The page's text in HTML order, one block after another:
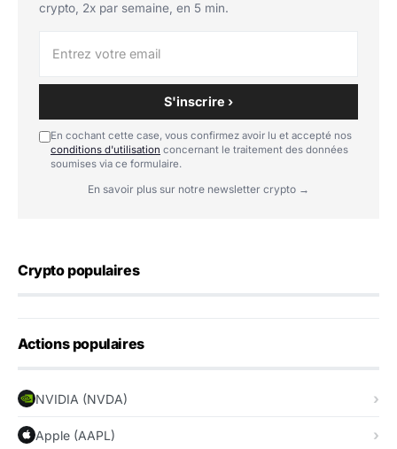
crypto, 2x par semaine, en 5 min.
S'inscrire ›
En cochant cette case, vous confirmez avoir lu et accepté nos
conditions d'utilisation concernant le traitement des données
soumises via ce formulaire.
En savoir plus sur notre newsletter crypto →
Crypto populaires
Actions populaires
NVIDIA (NVDA)
Apple (AAPL)